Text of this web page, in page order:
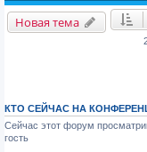
Новая тема
КТО СЕЙЧАС НА
Сейчас этот форум
гость